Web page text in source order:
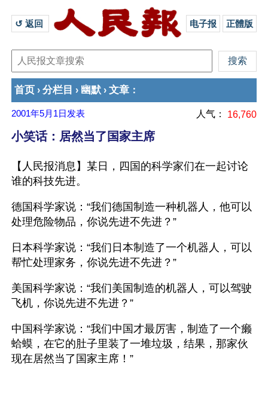
↺ 返回 电子报 正體版
首页 › 分栏目 › 幽默 › 文章 ：
2001年5月1日 发表 人气： 16,760
小笑话：居然当了国家主席
【人民报消息】某日，四国的科学家们在一起讨论
谁的科技先进。
德国科学家说：“我们德国制造一种机器人，他可以
处理危险物品，你说先进不先进？”
日本科学家说：“我们日本制造了一个机器人，可以
帮忙处理家务，你说先进不先进？”
美国科学家说：“我们美国制造的机器人，可以驾驶
飞机，你说先进不先进？”
中国科学家说：“我们中国才最厉害，制造了一个癞
蛤蟆，在它的肚子里装了一堆垃圾，结果，那家伙
现在居然当了国家主席！”